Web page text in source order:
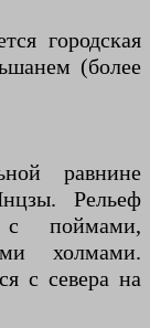
городская
(более
равнине
Рельеф
с поймами,
холмами.
с севера на